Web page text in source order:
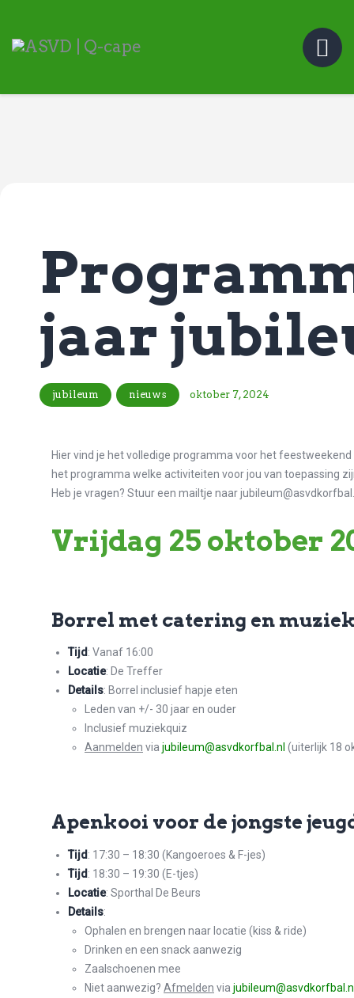
Wedstrijdzaken
Adressen
Webstore
jaar
jubileum nieuws oktober 7, 2024
Hier vind je het volledige programma voor het
het programma welke activiteiten voor jou van toepassing
Heb je vragen? Stuur een mailtje naar
Vrijdag 25 oktober
Borrel met catering en
Tijd : Vanaf 16:00
Locatie: De Treffer
Details: Borrel inclusief hapje eten
Leden van +/- 30 jaar en ouder
Inclusief muziekquiz
Aanmelden via jubileum@asvdkorfbal.nl (uiterlijk 18
Apenkooi voor de jongste
Tijd : 17:30 – 18:30 (Kangoeroes & F-jes)
Tijd : 18:30 – 19:30 (E-tjes)
Locatie: Sporthal De Beurs
Details:
Ophalen en brengen naar locatie (kiss & ride)
Drinken en een snack aanwezig
Zaalschoenen mee
Niet aanwezig? Afmelden via